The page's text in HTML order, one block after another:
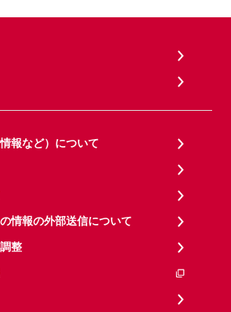
報など）について
情報の外部送信について
整